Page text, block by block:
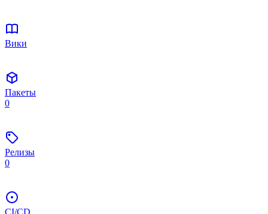
Вики
Пакеты
0
Релизы
0
CI/CD